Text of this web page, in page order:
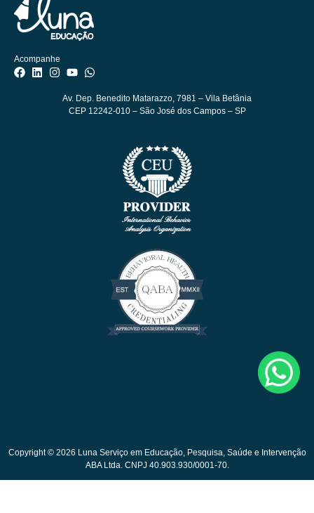
Acompanhe
Av. Dep. Benedito Matarazzo, 7981 – Vila Betânia
CEP 12242-010 – São José dos Campos – SP
Copyright © 2026 Luna Serviço em Educação, Pesquisa, Saúde e Intervenção
ABA Ltda. CNPJ 40.903.930/0001-70.